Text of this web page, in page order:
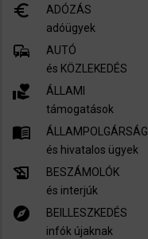
euro_symbol
ADÓZÁS
adóügyek
commute
AUTÓ
és KÖZLEKEDÉS
volunteer_activism
ÁLLAMI
támogatások
menu_book
ÁLLAMPOLGÁRSÁG
és hivatalos ügyek
history_edu
BESZÁMOLÓK
és interjúk
explore
BEILLESZKEDÉS
infók újaknak